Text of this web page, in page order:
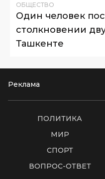
ОБЩЕСТВО
Один человек
столкновении
Ташкенте
Реклама
ПОЛИТИКА
МИР
СПОРТ
ВОПРОС-ОТВЕТ